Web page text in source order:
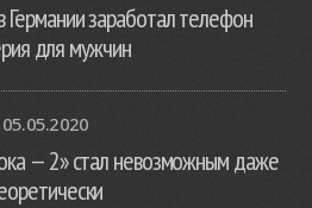
Германии заработал телефон
для мужчин
05.05.2020
— 2» стал невозможным даже